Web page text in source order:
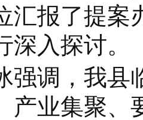
汇报了提案
深入探讨。
调，我县临
产业集聚、